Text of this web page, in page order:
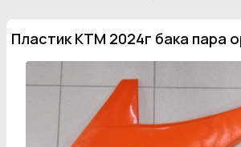
Пластик KTM 2024г бака пара